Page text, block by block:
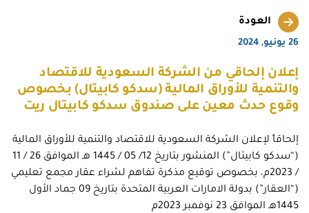
العودة
26 يونيو, 2024
إعلان إلحاقي من الشركة السعودية للاقتصاد
والتنمية للأوراق المالية (سدكو كابيتال) بخصوص
وقوع حدث معين على صندوق سدكو كابيتال ريت
إلحاقاً لإعلان الشركة السعودية للاقتصاد والتنمية للأوراق المالية
(“سدكو كابيتال”) المنشور بتاريخ 12/ 05 / 1445 هـ‍ الموافق 26 / 11
/ 2023م، بخصوص توقيع مذكرة تفاهم لشراء عقار مجمع تعليمي
(“العقار”) بدولة الامارات العربية المتحدة بتاريخ 09 جماد الأول
1445هـ الموافق 23 نوفمبر 2023م